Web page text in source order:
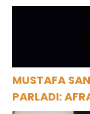
MUSTAFA
PARLADI: